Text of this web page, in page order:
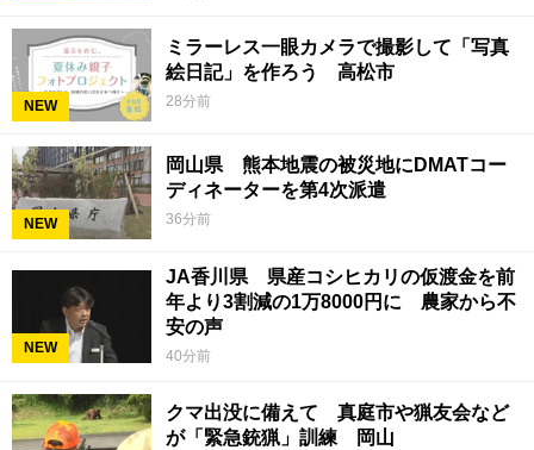
NEW
ミラーレス一眼カメラで撮影して「写真
絵日記」を作ろう 高松市
28分前
NEW
岡山県 熊本地震の被災地にDMATコー
ディネーターを第4次派遣
36分前
NEW
JA香川県 県産コシヒカリの仮渡金を前
年より3割減の1万8000円に 農家から不
安の声
40分前
クマ出没に備えて 真庭市や猟友会など
が「緊急銃猟」訓練 岡山